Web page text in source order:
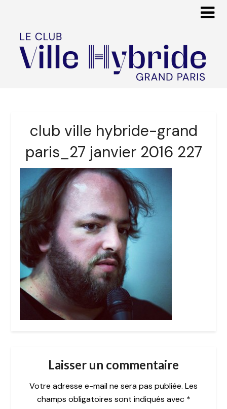
club ville hybride-grand
paris_27 janvier 2016 227
Laisser un commentaire
Votre adresse e-mail ne sera pas publiée. Les
champs obligatoires sont indiqués avec *